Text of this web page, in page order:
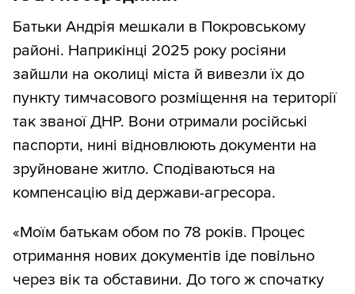
Батьки Андрія мешкали в Покровському
районі. Наприкінці 2025 року росіяни
зайшли на околиці міста й вивезли їх до
пункту тимчасового розміщення на території
так званої ДНР. Вони отримали російські
паспорти, нині відновлюють документи на
зруйноване житло. Сподіваються на
компенсацію від держави-агресора.
«Моїм батькам обом по 78 років. Процес
отримання нових документів іде повільно
через вік та обставини. До того ж спочатку